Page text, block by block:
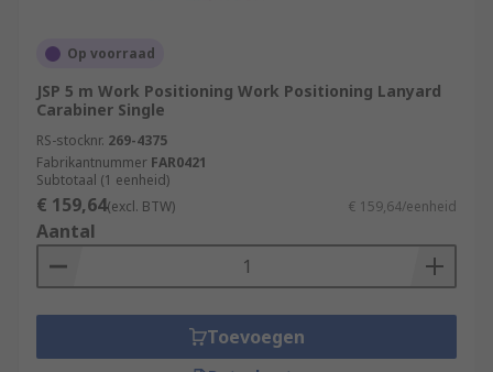
Op voorraad
JSP 5 m Work Positioning Work Positioning Lanyard
Carabiner Single
RS-stocknr. 269-4375
Fabrikantnummer FAR0421
Subtotaal (1 eenheid)
€ 159,64(excl. BTW) € 159,64/eenheid
Aantal
Toevoegen